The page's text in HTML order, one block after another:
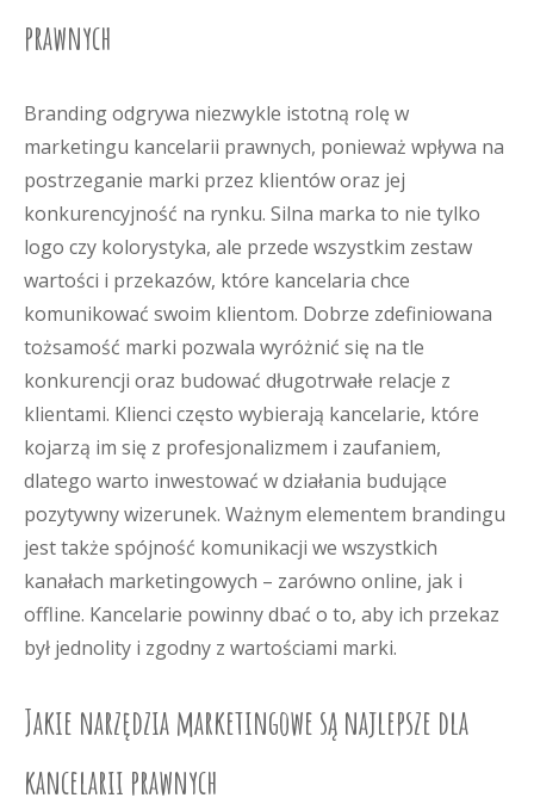
prawnych
Branding odgrywa niezwykle istotną rolę w
marketingu kancelarii prawnych, ponieważ wpływa na
postrzeganie marki przez klientów oraz jej
konkurencyjność na rynku. Silna marka to nie tylko
logo czy kolorystyka, ale przede wszystkim zestaw
wartości i przekazów, które kancelaria chce
komunikować swoim klientom. Dobrze zdefiniowana
tożsamość marki pozwala wyróżnić się na tle
konkurencji oraz budować długotrwałe relacje z
klientami. Klienci często wybierają kancelarie, które
kojarzą im się z profesjonalizmem i zaufaniem,
dlatego warto inwestować w działania budujące
pozytywny wizerunek. Ważnym elementem brandingu
jest także spójność komunikacji we wszystkich
kanałach marketingowych – zarówno online, jak i
offline. Kancelarie powinny dbać o to, aby ich przekaz
był jednolity i zgodny z wartościami marki.
Jakie narzędzia marketingowe są najlepsze dla
kancelarii prawnych